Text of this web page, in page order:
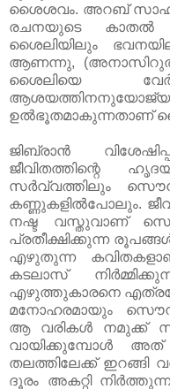
ശൈശവം. അറബ്
രചനയുടെ കാതല്‍
ശൈലിയിലും
ആണന്നു,
ശൈലിയെ
ഉല്‍ഭൂതമാകുന്നതാണ്
ജിബ്രാന്‍
ജീവിതത്തിന്റെ
സര്‍വ്വത്തിലും
കണ്ണുകളില്‍പോലും.
നഷ്ട വസ്തുവാണ്
പ്രതീക്ഷിക്കുന്ന
എഴുതുന്ന
കടലാസ്
എഴുത്തുകാരനെ
മനോഹരമായും
ആ വരികള്‍ നമുക്ക്
വായിക്കുമ്പോള്‍ അത്
തലത്തിലേക്ക് ഇറങ്ങി
ദൂരം അകറ്റി